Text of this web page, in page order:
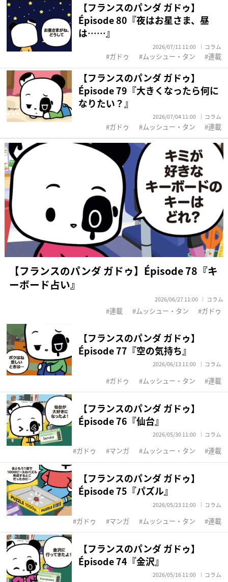
【フランスのパンダ ガドゥ】
Épisode 80『夜はお星さま、昼
は……』
2026/07/11 11:00 コラム
ガドゥ ムッシュー・タン 連載
【フランスのパンダ ガドゥ】
Épisode 79『大きくなったら何に
なりたい？』
2026/07/04 11:00 コラム
ガドゥ ムッシュー・タン 連載
【フランスのパンダ ガドゥ】Épisode 78『キ
ーボード占い』
2026/06/27 11:00 コラム
連載 ムッシュー・タン ガドゥ
【フランスのパンダ ガドゥ】
Épisode 77『空の気持ち』
2026/06/13 11:00 コラム
ガドゥ ムッシュー・タン 連載
【フランスのパンダ ガドゥ】
Épisode 76『仙台』
2026/05/30 11:00 コラム
ガドゥ マンガ ムッシュー・タン 連載
【フランスのパンダ ガドゥ】
Épisode 75『パズル』
2026/05/23 11:00 コラム
ガドゥ マンガ ムッシュー・タン 連載
【フランスのパンダ ガドゥ】
Épisode 74『金沢』
2026/05/16 11:00 コラム